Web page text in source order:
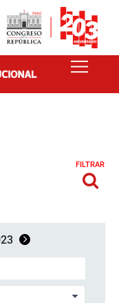
FILTRAR